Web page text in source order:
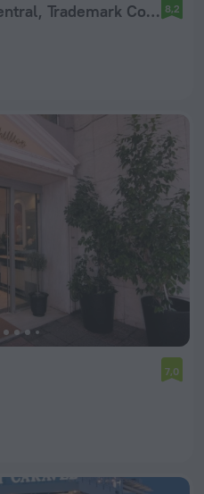
Zeus Essence Athens Central, Trademark Collection by Wyndham 8,2
7,0